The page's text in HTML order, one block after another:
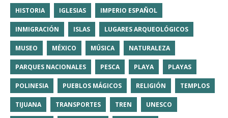
HISTORIA IGLESIAS IMPERIO ESPAÑOL
INMIGRACIÓN ISLAS LUGARES ARQUEOLÓGICOS
MUSEO MÉXICO MÚSICA NATURALEZA
PARQUES NACIONALES PESCA PLAYA PLAYAS
POLINESIA PUEBLOS MÁGICOS RELIGIÓN TEMPLOS
TIJUANA TRANSPORTES TREN UNESCO